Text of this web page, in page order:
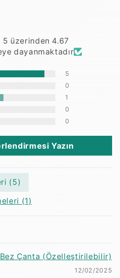
5 üzerinden 4.67
dayanmaktadır
5
0
1
0
0
Yazın
(5)
(1)
Çanta (Özelleştirilebilir)
12/02/2025